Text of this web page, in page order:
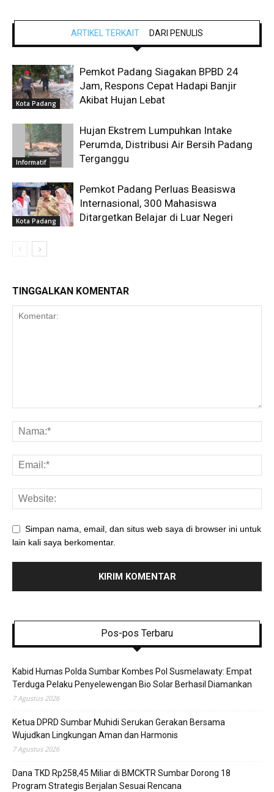
ARTIKEL TERKAIT DARI PENULIS
Kota Padang
Pemkot Padang Siagakan BPBD 24
Jam, Respons Cepat Hadapi Banjir
Akibat Hujan Lebat
Informatif
Hujan Ekstrem Lumpuhkan Intake
Perumda, Distribusi Air Bersih Padang
Terganggu
Kota Padang
Pemkot Padang Perluas Beasiswa
Internasional, 300 Mahasiswa
Ditargetkan Belajar di Luar Negeri
TINGGALKAN KOMENTAR
Simpan nama, email, dan situs web saya di browser ini untuk
lain kali saya berkomentar.
Pos-pos Terbaru
Kabid Humas Polda Sumbar Kombes Pol Susmelawaty: Empat
Terduga Pelaku Penyelewengan Bio Solar Berhasil Diamankan
7 Agustus 2026
Ketua DPRD Sumbar Muhidi Serukan Gerakan Bersama
Wujudkan Lingkungan Aman dan Harmonis
7 Agustus 2026
Dana TKD Rp258,45 Miliar di BMCKTR Sumbar Dorong 18
Program Strategis Berjalan Sesuai Rencana